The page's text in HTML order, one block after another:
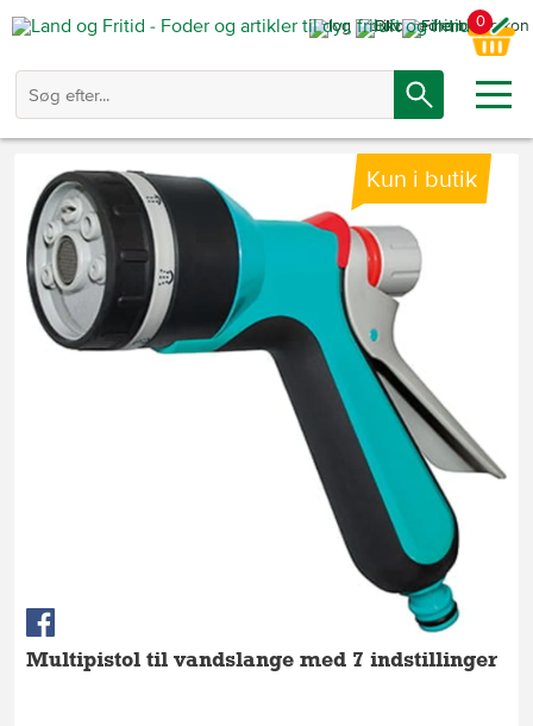
0
Multipistol til vandslange med 7 indstillinger
Kun i butik